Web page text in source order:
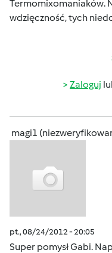
Termomixomaniaków.
wdzięczność, tych
Zaloguj
magi1
pt., 08/24/2012 - 20:05
Super pomysł Gabi.